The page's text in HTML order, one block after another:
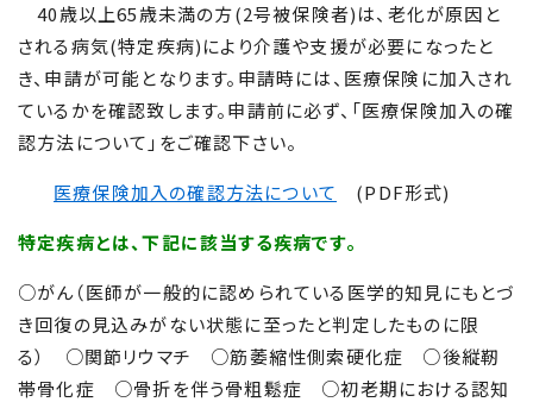
40歳以上65歳未満の方(2号被保険者)は、老化が原因と
される病気(特定疾病)により介護や支援が必要になったと
き、申請が可能となります。申請時には、医療保険に加入され
ているかを確認致します。申請前に必ず、「医療保険加入の確
認方法について」をご確認下さい。
医療保険加入の確認方法について (PDF形式)
特定疾病とは、下記に該当する疾病です。
○がん（医師が一般的に認められている医学的知見にもとづ
き回復の見込みがない状態に至ったと判定したものに限
る） ○関節リウマチ ○筋萎縮性側索硬化症 ○後縦靭
帯骨化症 ○骨折を伴う骨粗鬆症 ○初老期における認知